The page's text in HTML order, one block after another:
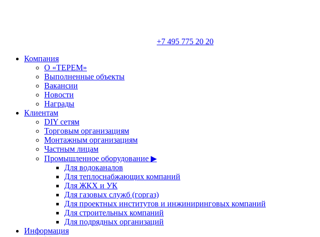
+7 495 775 20 20
Компания
О «ТЕРЕМ»
Выполненные объекты
Вакансии
Новости
Награды
Клиентам
DIY сетям
Торговым организациям
Монтажным организациям
Частным лицам
Промышленное оборудование ▶
Для водоканалов
Для теплоснабжающих компаний
Для ЖКХ и УК
Для газовых служб (горгаз)
Для проектных институтов и инжиниринговых компаний
Для строительных компаний
Для подрядных организаций
Информация